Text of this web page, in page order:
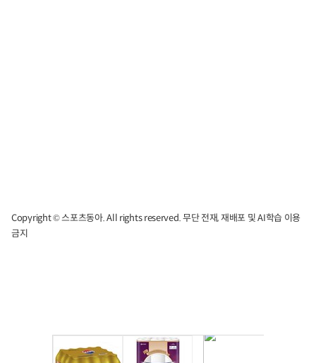
Copyright © 스포츠동아. All rights reserved. 무단 전재, 재배포 및 AI학습 이용
금지